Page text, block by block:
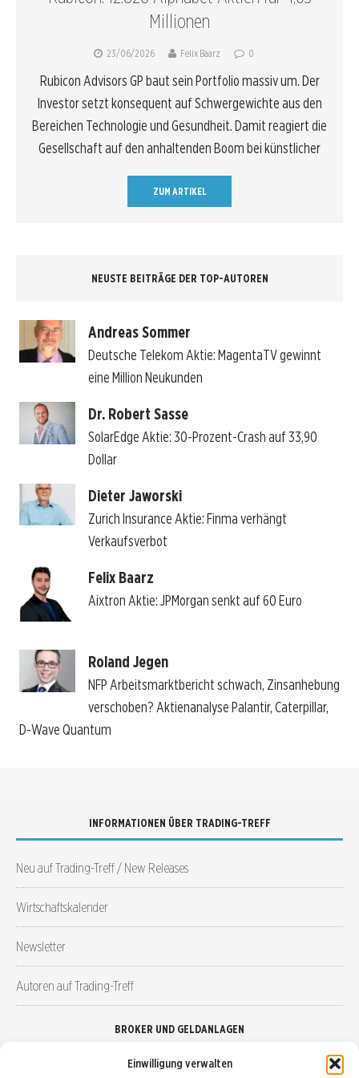
Einwilligung verwalten
Millionen
23/06/2026 Felix Baarz 0
Rubicon Advisors GP baut sein Portfolio massiv um. Der
Investor setzt konsequent auf Schwergewichte aus den
Bereichen Technologie und Gesundheit. Damit reagiert die
Gesellschaft auf den anhaltenden Boom bei künstlicher
ZUM ARTIKEL
NEUSTE BEITRÄGE DER TOP-AUTOREN
Andreas Sommer
Deutsche Telekom Aktie: MagentaTV gewinnt
eine Million Neukunden
Dr. Robert Sasse
SolarEdge Aktie: 30-Prozent-Crash auf 33,90
Dollar
Dieter Jaworski
Zurich Insurance Aktie: Finma verhängt
Verkaufsverbot
Felix Baarz
Aixtron Aktie: JPMorgan senkt auf 60 Euro
Roland Jegen
NFP Arbeitsmarktbericht schwach, Zinsanhebung
verschoben? Aktienanalyse Palantir, Caterpillar,
D-Wave Quantum
INFORMATIONEN ÜBER TRADING-TREFF
Neu auf Trading-Treff / New Releases
Wirtschaftskalender
Newsletter
Autoren auf Trading-Treff
BROKER UND GELDANLAGEN